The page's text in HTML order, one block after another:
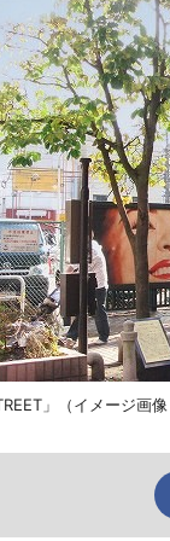
」（イメージ画